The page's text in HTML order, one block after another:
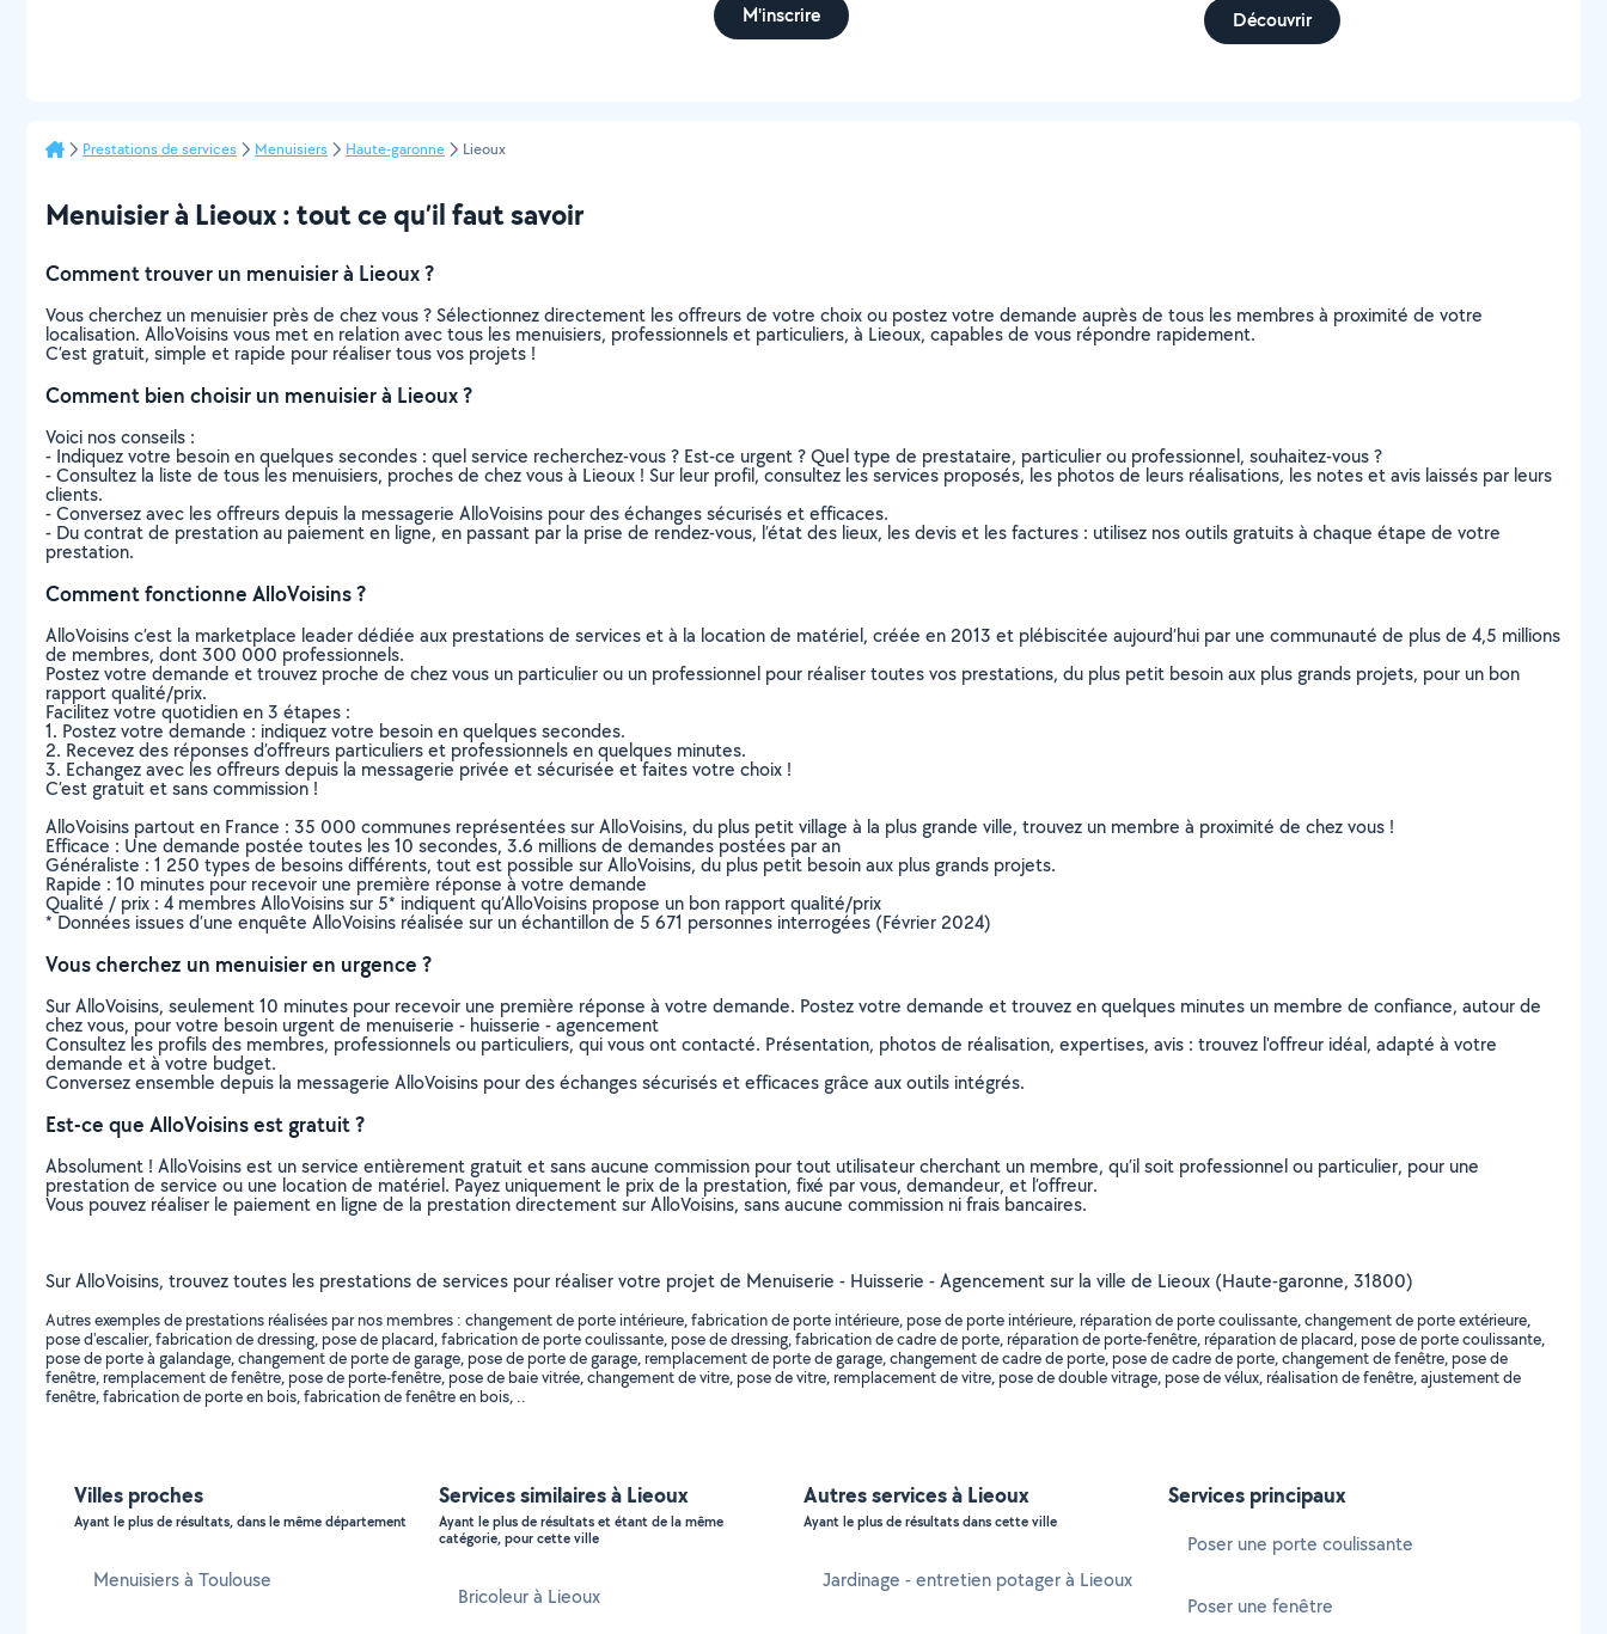
M'inscrire Découvrir
Prestations de services Menuisiers Haute-garonne Lieoux
Menuisier à Lieoux : tout ce qu’il faut savoir
Comment trouver un menuisier à Lieoux ?
Vous cherchez un menuisier près de chez vous ? Sélectionnez directement les offreurs de votre choix ou postez votre demande auprès de tous les membres à proximité de votre
localisation. AlloVoisins vous met en relation avec tous les menuisiers, professionnels et particuliers, à Lieoux, capables de vous répondre rapidement.
C’est gratuit, simple et rapide pour réaliser tous vos projets !
Comment bien choisir un menuisier à Lieoux ?
Voici nos conseils :
- Indiquez votre besoin en quelques secondes : quel service recherchez-vous ? Est-ce urgent ? Quel type de prestataire, particulier ou professionnel, souhaitez-vous ?
- Consultez la liste de tous les menuisiers, proches de chez vous à Lieoux ! Sur leur profil, consultez les services proposés, les photos de leurs réalisations, les notes et avis laissés par leurs
clients.
- Conversez avec les offreurs depuis la messagerie AlloVoisins pour des échanges sécurisés et efficaces.
- Du contrat de prestation au paiement en ligne, en passant par la prise de rendez-vous, l’état des lieux, les devis et les factures : utilisez nos outils gratuits à chaque étape de votre
prestation.
Comment fonctionne AlloVoisins ?
AlloVoisins c’est la marketplace leader dédiée aux prestations de services et à la location de matériel, créée en 2013 et plébiscitée aujourd’hui par une communauté de plus de 4,5 millions
de membres, dont 300 000 professionnels.
Postez votre demande et trouvez proche de chez vous un particulier ou un professionnel pour réaliser toutes vos prestations, du plus petit besoin aux plus grands projets, pour un bon
rapport qualité/prix.
Facilitez votre quotidien en 3 étapes :
1. Postez votre demande : indiquez votre besoin en quelques secondes.
2. Recevez des réponses d’offreurs particuliers et professionnels en quelques minutes.
3. Echangez avec les offreurs depuis la messagerie privée et sécurisée et faites votre choix !
C’est gratuit et sans commission !
AlloVoisins partout en France : 35 000 communes représentées sur AlloVoisins, du plus petit village à la plus grande ville, trouvez un membre à proximité de chez vous !
Efficace : Une demande postée toutes les 10 secondes, 3.6 millions de demandes postées par an
Généraliste : 1 250 types de besoins différents, tout est possible sur AlloVoisins, du plus petit besoin aux plus grands projets.
Rapide : 10 minutes pour recevoir une première réponse à votre demande
Qualité / prix : 4 membres AlloVoisins sur 5* indiquent qu’AlloVoisins propose un bon rapport qualité/prix
* Données issues d’une enquête AlloVoisins réalisée sur un échantillon de 5 671 personnes interrogées (Février 2024)
Vous cherchez un menuisier en urgence ?
Sur AlloVoisins, seulement 10 minutes pour recevoir une première réponse à votre demande. Postez votre demande et trouvez en quelques minutes un membre de confiance, autour de
chez vous, pour votre besoin urgent de menuiserie - huisserie - agencement
Consultez les profils des membres, professionnels ou particuliers, qui vous ont contacté. Présentation, photos de réalisation, expertises, avis : trouvez l'offreur idéal, adapté à votre
demande et à votre budget.
Conversez ensemble depuis la messagerie AlloVoisins pour des échanges sécurisés et efficaces grâce aux outils intégrés.
Est-ce que AlloVoisins est gratuit ?
Absolument ! AlloVoisins est un service entièrement gratuit et sans aucune commission pour tout utilisateur cherchant un membre, qu’il soit professionnel ou particulier, pour une
prestation de service ou une location de matériel. Payez uniquement le prix de la prestation, fixé par vous, demandeur, et l’offreur.
Vous pouvez réaliser le paiement en ligne de la prestation directement sur AlloVoisins, sans aucune commission ni frais bancaires.
Sur AlloVoisins, trouvez toutes les prestations de services pour réaliser votre projet de Menuiserie - Huisserie - Agencement sur la ville de Lieoux (Haute-garonne, 31800)
Autres exemples de prestations réalisées par nos membres : changement de porte intérieure, fabrication de porte intérieure, pose de porte intérieure, réparation de porte coulissante, changement de porte extérieure,
pose d'escalier, fabrication de dressing, pose de placard, fabrication de porte coulissante, pose de dressing, fabrication de cadre de porte, réparation de porte-fenêtre, réparation de placard, pose de porte coulissante,
pose de porte à galandage, changement de porte de garage, pose de porte de garage, remplacement de porte de garage, changement de cadre de porte, pose de cadre de porte, changement de fenêtre, pose de
fenêtre, remplacement de fenêtre, pose de porte-fenêtre, pose de baie vitrée, changement de vitre, pose de vitre, remplacement de vitre, pose de double vitrage, pose de vélux, réalisation de fenêtre, ajustement de
fenêtre, fabrication de porte en bois, fabrication de fenêtre en bois, ..
Villes proches
Ayant le plus de résultats, dans le même département
Menuisiers à Toulouse
Services similaires à Lieoux
Ayant le plus de résultats et étant de la même
catégorie, pour cette ville
Bricoleur à Lieoux
Autres services à Lieoux
Ayant le plus de résultats dans cette ville
Jardinage - entretien potager à Lieoux
Services principaux
Poser une porte coulissante
Poser une fenêtre